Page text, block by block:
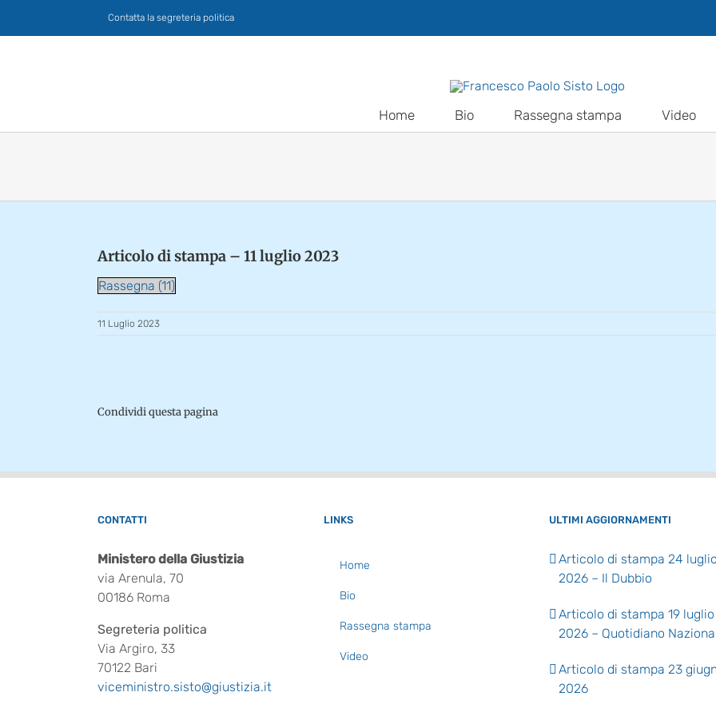
Contatta la segreteria politica
Home Bio Rassegna stampa Video
Articolo di stampa – 11 luglio 2023
Rassegna (11)
11 Luglio 2023
Condividi questa pagina
CONTATTI
Ministero della Giustizia
via Arenula, 70
00186 Roma
Segreteria politica
Via Argiro, 33
70122 Bari
viceministro.sisto@giustizia.it
LINKS
Home
Bio
Rassegna stampa
Video
ULTIMI AGGIORNAMENTI
Articolo di stampa 24 luglio
2026 – Il Dubbio
Articolo di stampa 19 luglio
2026 – Quotidiano
Articolo di stampa 23
2026